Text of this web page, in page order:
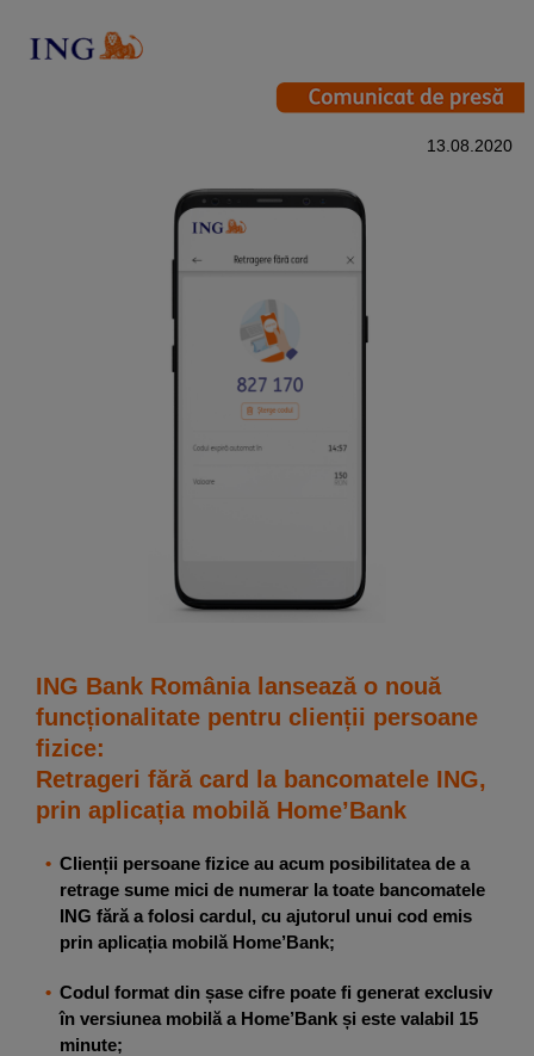
13.08.2020
ING Bank România lansează o nouă
funcționalitate pentru clienții persoane
fizice:
Retrageri fără card la bancomatele ING,
prin aplicația mobilă Home’Bank
• Clienții persoane fizice au acum posibilitatea de a
retrage sume mici de numerar la toate bancomatele
ING fără a folosi cardul, cu ajutorul unui cod emis
prin aplicația mobilă Home’Bank;
• Codul format din șase cifre poate fi generat exclusiv
în versiunea mobilă a Home’Bank și este valabil 15
minute;